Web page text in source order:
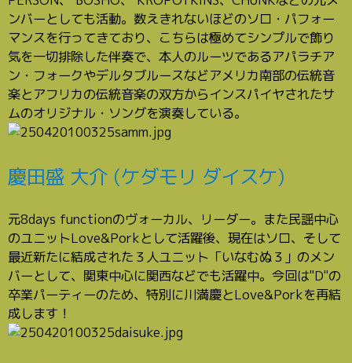
ンバーとしても活動。数えきれないほどのソロ・パフォー
マンスを行ってきており、こちらは極めてシンプルで飾り
気を一切排除した伴奏で、本人のルーツであるアパラチア
ン・フォークやデルタブルースなどアメリカ南部の伝統音
楽とアフリカの伝統音楽の双方からインスパイヤされたサ
ムのオリジナル・ソングを演奏している。
慶田盛 大介 (ケダモリ ダイスケ)
元8days functionのヴォーカル、リーダー。また民謡中心
のユニットLove&Porkとして活躍後、現在はソロ、そして
最近新たに結成された３人ユニット「いなむぬ３」のメン
バーとして、関東中心に関西などでも活躍中。今回は"D"の
卒業パーティーのため、特別に川満慶とLove&Porkを再結
成します！